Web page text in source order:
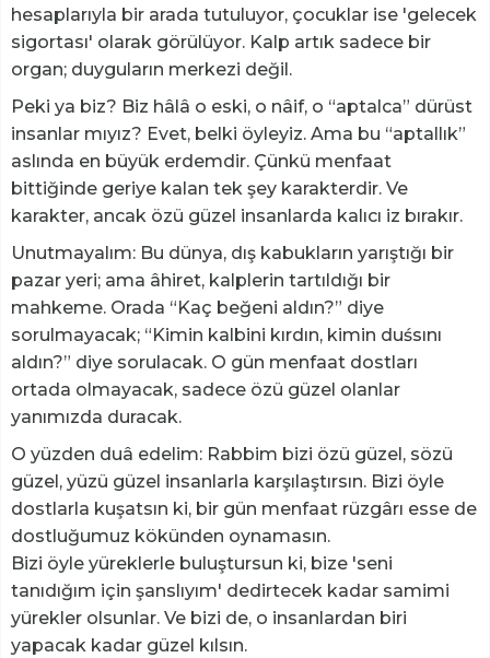
hesaplarıyla bir arada tutuluyor, çocuklar ise 'gelecek
sigortası' olarak görülüyor. Kalp artık sadece bir
organ; duyguların merkezi değil.
Peki ya biz? Biz hâlâ o eski, o nâif, o “aptalca” dürüst
insanlar mıyız? Evet, belki öyleyiz. Ama bu “aptallık”
aslında en büyük erdemdir. Çünkü menfaat
bittiğinde geriye kalan tek şey karakterdir. Ve
karakter, ancak özü güzel insanlarda kalıcı iz bırakır.
Unutmayalım: Bu dünya, dış kabukların yarıştığı bir
pazar yeri; ama âhiret, kalplerin tartıldığı bir
mahkeme. Orada “Kaç beğeni aldın?” diye
sorulmayacak; “Kimin kalbini kırdın, kimin duśsını
aldın?” diye sorulacak. O gün menfaat dostları
ortada olmayacak, sadece özü güzel olanlar
yanımızda duracak.
O yüzden duâ edelim: Rabbim bizi özü güzel, sözü
güzel, yüzü güzel insanlarla karşılaştırsın. Bizi öyle
dostlarla kuşatsın ki, bir gün menfaat rüzgârı esse de
dostluğumuz kökünden oynamasın.
Bizi öyle yüreklerle buluştursun ki, bize 'seni
tanıdığım için şanslıyım' dedirtecek kadar samimi
yürekler olsunlar. Ve bizi de, o insanlardan biri
yapacak kadar güzel kılsın.